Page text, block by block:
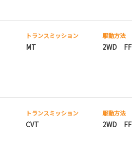
トランスミッション
MT
駆動方法
2WD FF
トランスミッション
CVT
駆動方法
2WD FF